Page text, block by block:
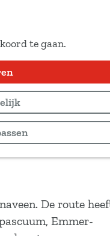
te gaan.
De route
Emmer-